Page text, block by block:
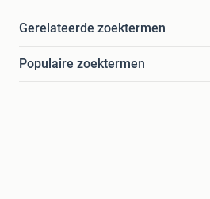
Gerelateerde zoektermen
Populaire zoektermen